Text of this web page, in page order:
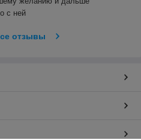
с ней
отзывы